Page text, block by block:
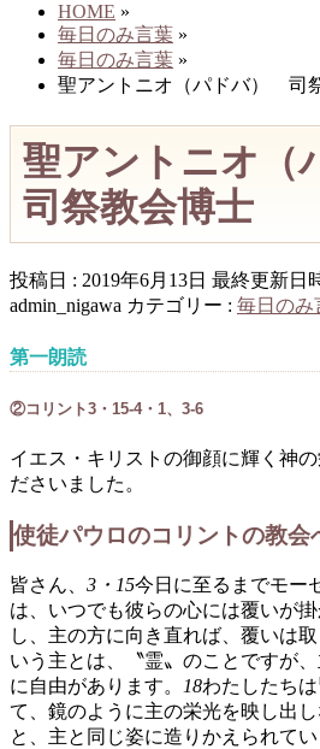
HOME »
毎日のみ言葉 »
毎日のみ言葉 »
聖アントニオ（パドバ） 司
聖アントニオ
司祭教会博士
投稿日 : 2019年6月13日 最終更新日
admin_nigawa カテゴリー : 毎日のみ
第一朗読
②コリント3・15-4・1、3-6
イエス・キリストの御顔に輝く神
ださいました。
使徒パウロのコリントの教会
皆さん、 3・15今日に至るまでモー
は、いつでも彼らの心には覆いが掛
し、主の方に向き直れば、覆いは取
いう主とは、〝霊〟のことですが
に自由があります。
18わたしたち
て、鏡のように主の栄光を映し出
と、主と同じ姿に造りかえられて